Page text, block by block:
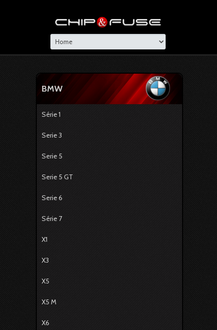
BMW
Série 1
Serie 3
Serie 5
Serie 5 GT
Serie 6
Série 7
X1
X3
X5
X5 M
X6